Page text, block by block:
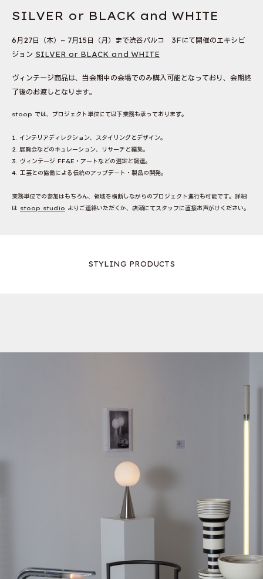
SILVER or BLACK and WHITE
6月27日（木）~ 7月15日（月）まで渋谷パルコ 3Fにて開催のエキシビ
ジョン SILVER or BLACK and WHITE
ヴィンテージ商品は、当会期中の会場でのみ購入可能となっており、会期終
了後のお渡しとなります。
stoop では、プロジェクト単位にて以下業務も承っております。
1. インテリアディレクション、スタイリングとデザイン。
2. 展覧会などのキュレーション、リサーチと編集。
3. ヴィンテージ FF&E・アートなどの選定と調達。
4. 工芸との協働による伝統のアップデート・製品の開発。
業務単位での参加はもちろん、領域を横断しながらのプロジェクト進行も可能です。詳細
は stoop studio よりご連絡いただくか、店頭にてスタッフに直接お声がけください。
STYLING PRODUCTS